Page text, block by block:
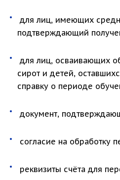
для лиц, имеющих
подтверждающий
для лиц, осваивающих
сирот и детей,
справку о периоде
документ,
согласие на обработку
реквизиты счёта для